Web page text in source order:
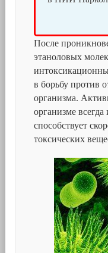
После
этаноловых
в борьбу против
организма.
организме
способствует
токсических